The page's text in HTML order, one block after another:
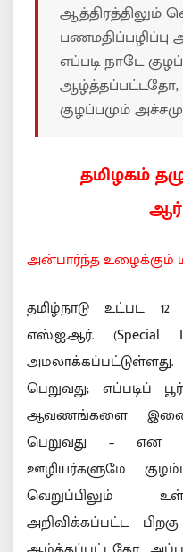
ஆத்திரத்திலும்
பணமதிப்பழிப்பு
எப்படி நாடே
ஆழ்த்தப்பட்டதோ,
குழப்பமும்
தமிழகம்
அன்பார்ந்த உழைக்கும்
தமிழ்நாடு உட்பட
எஸ்.ஐ.ஆர். (Special
பெறுவது; எப்படிப்
ஆவணங்களை
பெறுவது – என
ஊழியர்களுமே
வெறுப்பிலும்
அறிவிக்கப்பட்ட